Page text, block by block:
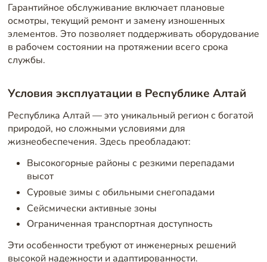
Гарантийное обслуживание включает плановые
осмотры, текущий ремонт и замену изношенных
элементов. Это позволяет поддерживать оборудование
в рабочем состоянии на протяжении всего срока
службы.
Условия эксплуатации в Республике Алтай
Республика Алтай — это уникальный регион с богатой
природой, но сложными условиями для
жизнеобеспечения. Здесь преобладают:
Высокогорные районы с резкими перепадами
высот
Суровые зимы с обильными снегопадами
Сейсмически активные зоны
Ограниченная транспортная доступность
Эти особенности требуют от инженерных решений
высокой надежности и адаптированности.